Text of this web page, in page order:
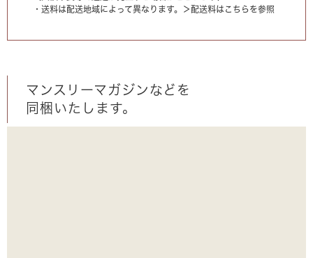
・送料は配送地域によって異なります。
＞配送料はこちらを参照
マンスリーマガジンなどを
同梱いたします。